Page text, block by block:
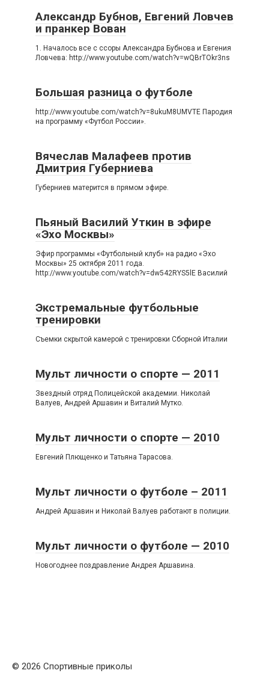
Александр Бубнов, Евгений Ловчев
и пранкер Вован
1. Началось все с ссоры Александра Бубнова и Евгения
Ловчева: http://www.youtube.com/watch?v=wQBrTOkr3ns
Большая разница о футболе
http://www.youtube.com/watch?v=8ukuM8UMVTE Пародия
на программу «Футбол России».
Вячеслав Малафеев против
Дмитрия Губерниева
Губерниев матерится в прямом эфире.
Пьяный Василий Уткин в эфире
«Эхо Москвы»
Эфир программы «Футбольный клуб» на радио «Эхо
Москвы» 25 октября 2011 года.
http://www.youtube.com/watch?v=dw542RYS5lE Василий
Экстремальные футбольные
тренировки
Съемки скрытой камерой с тренировки Сборной Италии
Мульт личности о спорте — 2011
Звездный отряд Полицейской академии. Николай
Валуев, Андрей Аршавин и Виталий Мутко.
Мульт личности о спорте — 2010
Евгений Плющенко и Татьяна Тарасова.
Мульт личности о футболе – 2011
Андрей Аршавин и Николай Валуев работают в полиции.
Мульт личности о футболе — 2010
Новогоднее поздравление Андрея Аршавина.
© 2026 Спортивные приколы